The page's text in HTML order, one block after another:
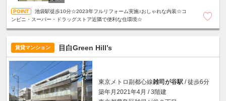
池袋駅徒歩10分☆2023年フルリフォーム実施♪おしゃれな内装☆コ
ンビニ・スーパー・ドラッグストア近隣で便利な住環境☆
賃貸マンション 目白Green Hill’s
東京メトロ副都心線雑司が谷駅 / 徒歩6分
築年月2021年4月 / 3階建